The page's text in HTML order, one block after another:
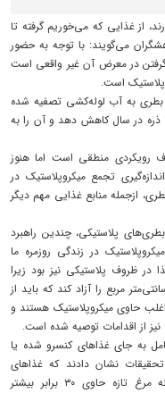
از غذایی که می‌خوریم گرفته تا
می‌گویند: با توجه به حضور
در معرض آن غیر واقعی است
است.
بطری به آب لوله‌کشی تصفیه شده
می‌تواند مصرف میکروپلاستیک را از ۹۰ هزار به ۴۰۰۰ ذره در سال کاهش دهد و آن را به
رویکردی منطقی است اما هنوز
تجمع میکروپلاستیک در
ازجمله منابع غذایی مهم دیگر
پلاستیکی، چندین راهبرد
در زندگی روزمره ما
ظروف پلاستیکی نیز بود زیرا
هر سانتی‌متر مربع را آزاد کند که باید از
حاوی میکروپلاستیک هستند و
از اقدامات توصیه شده است.
به جای غذاهای کنسرو شده یا
تحقیقات نشان دادند که غذاهای
فرآوری شده مانند ناگت مرغ در مقایسه با سینه مرغ تازه حاوی ۳۰ برابر بیشتر